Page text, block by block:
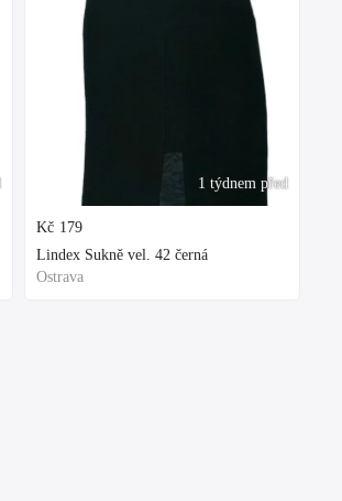
1 týdnem před
Kč 179
Lindex Sukně vel. 42 černá
Ostrava